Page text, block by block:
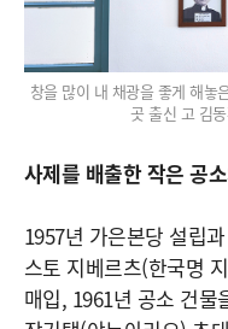
창을 많이 내 채광을 좋게 해놓
곳 출신 고 김
사제를 배출한 작은 공
1957년 가은본당 설립
스토 지베르츠(한국명
매입, 1961년 공소 건